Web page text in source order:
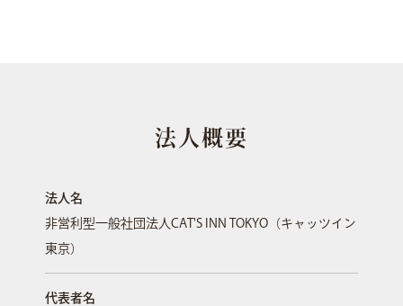
法人概要
法人名
非営利型一般社団法人CAT'S INN TOKYO（キャッツイン
東京）
代表者名